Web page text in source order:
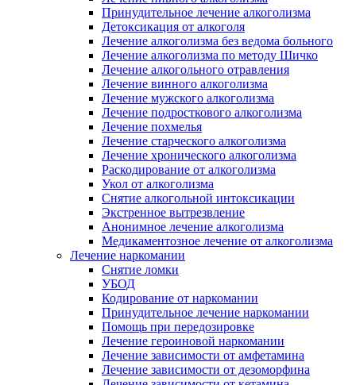
Принудительное лечение алкоголизма
Детоксикация от алкоголя
Лечение алкоголизма без ведома больного
Лечение алкоголизма по методу Шичко
Лечение алкогольного отравления
Лечение винного алкоголизма
Лечение мужского алкоголизма
Лечение подросткового алкоголизма
Лечение похмелья
Лечение старческого алкоголизма
Лечение хронического алкоголизма
Раскодирование от алкоголизма
Укол от алкоголизма
Снятие алкогольной интоксикации
Экстренное вытрезвление
Анонимное лечение алкоголизма
Медикаментозное лечение от алкоголизма
Лечение наркомании
Снятие ломки
УБОД
Кодирование от наркомании
Принудительное лечение наркомании
Помощь при передозировке
Лечение героиновой наркомании
Лечение зависимости от амфетамина
Лечение зависимости от дезоморфина